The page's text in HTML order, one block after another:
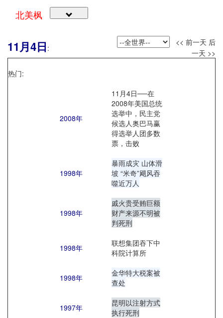
北美枫
11月4日 :
<< 前一天 后
一天 >>
热门:
2008年
11月4日──在
2008年美国总统
选举中，民主党
候选人奥巴马赢
得选举人团多数
票，击败
1998年
暴雨成灾 山体滑
坡 “米奇”飓风吞
噬近万人
1998年
戚火贵受贿巨额
财产来源不明被
判死刑
1998年
联想集团吞下中
科院计算所
1998年
金华特大税案被
查处
1997年
昆明以注射方式
执行死刑